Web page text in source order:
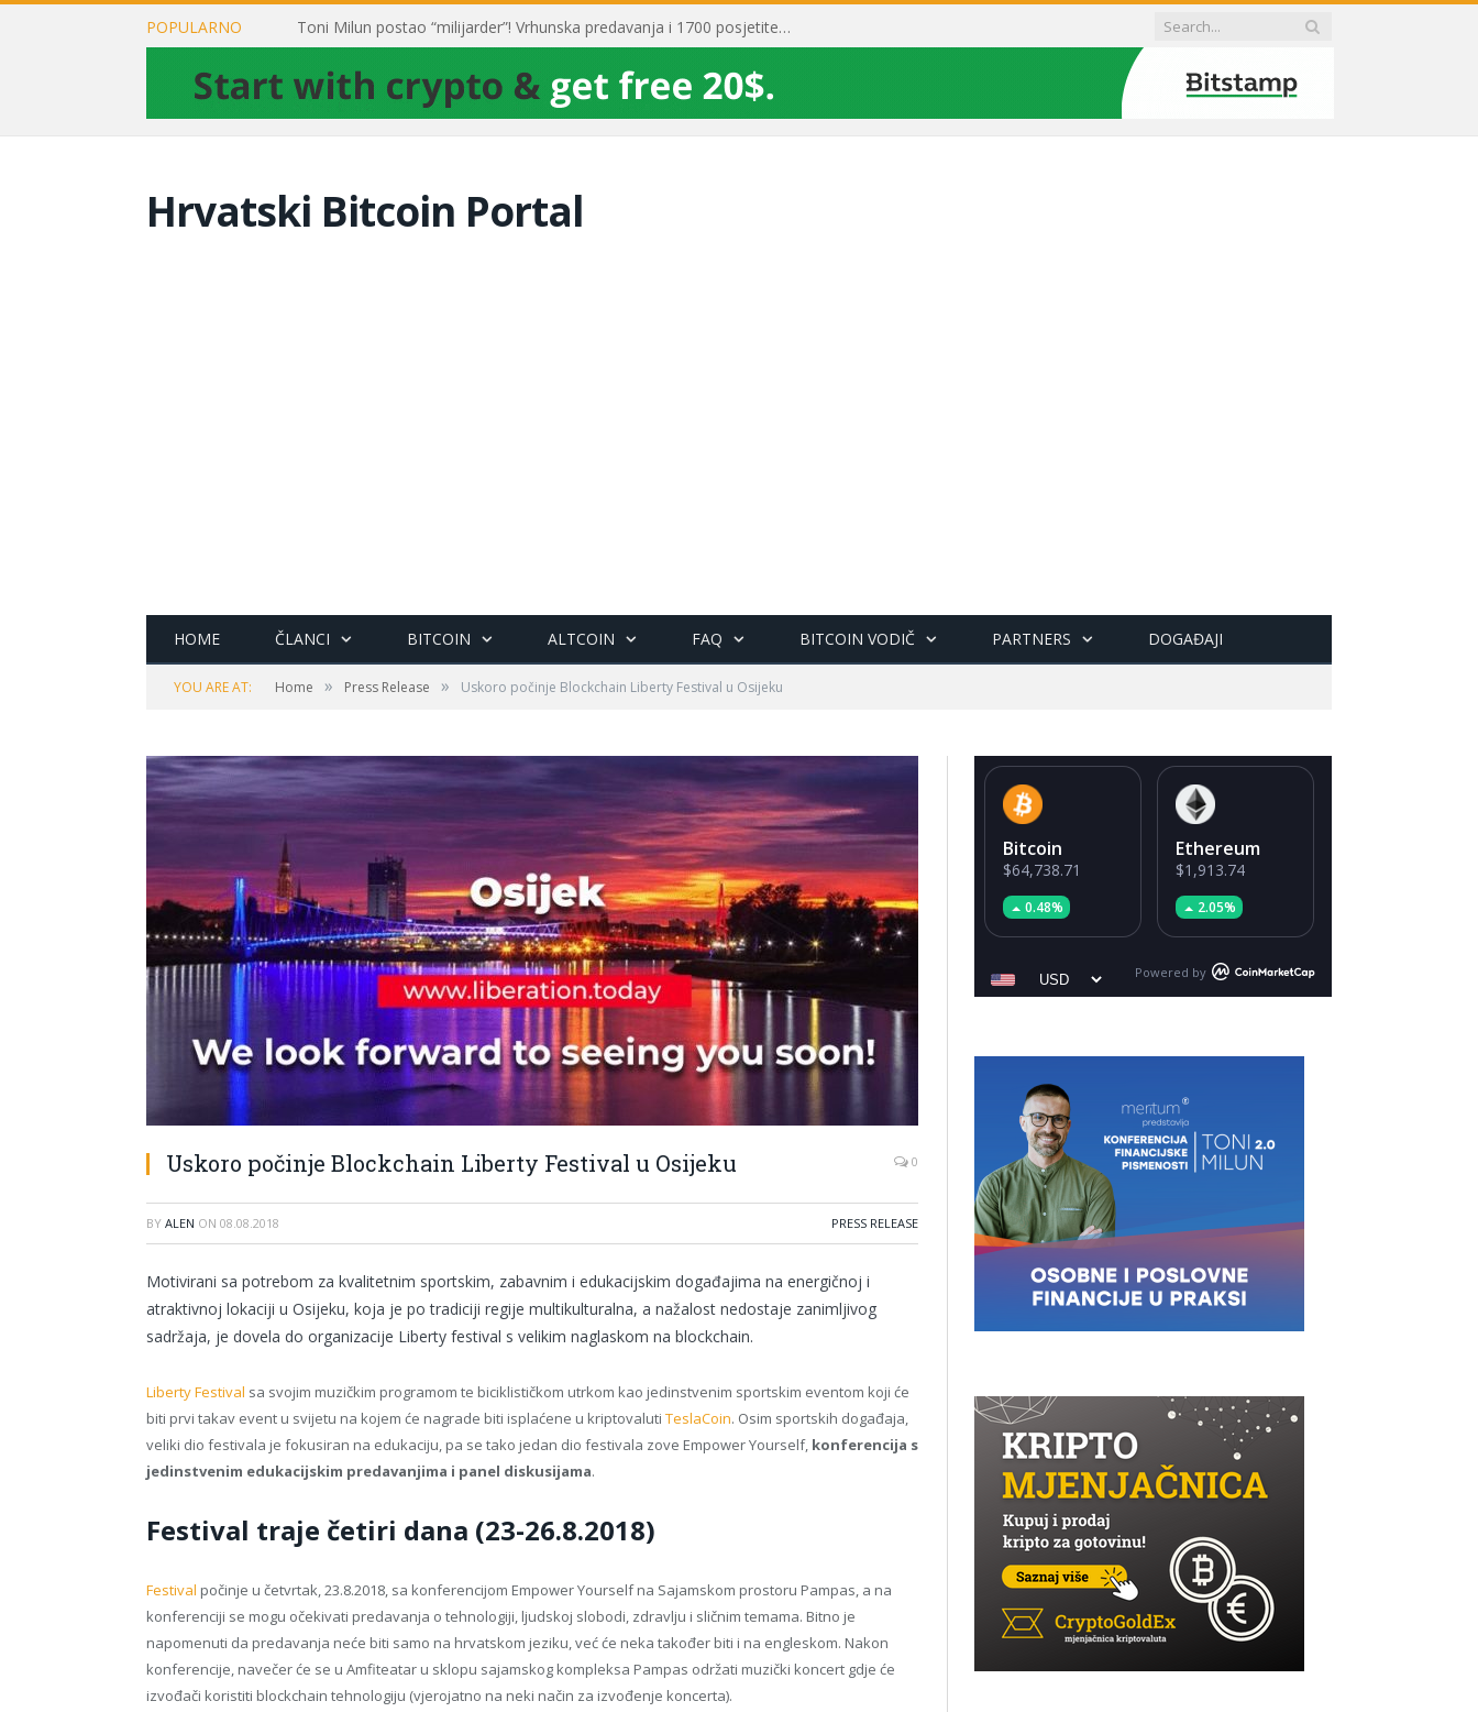
POPULARNO Toni Milun postao “milijarder”! Vrhunska predavanja i 1700 posjetitelja obilježili su mjesec financijske pismenosti
Hrvatski Bitcoin Portal
HOME ČLANCI BITCOIN ALTCOIN FAQ BITCOIN VODIČ PARTNERS DOGAĐAJI
YOU ARE AT: Home » Press Release » Uskoro počinje Blockchain Liberty Festival u Osijeku
Uskoro počinje Blockchain Liberty Festival u Osijeku 0
BY ALEN ON 08.08.2018 PRESS RELEASE
Motivirani sa potrebom za kvalitetnim sportskim, zabavnim i edukacijskim događajima na energičnoj i
atraktivnoj lokaciji u Osijeku, koja je po tradiciji regije multikulturalna, a nažalost nedostaje zanimljivog
sadržaja, je dovela do organizacije Liberty festival s velikim naglaskom na blockchain.
Liberty Festival sa svojim muzičkim programom te biciklističkom utrkom kao jedinstvenim sportskim eventom koji će
biti prvi takav event u svijetu na kojem će nagrade biti isplaćene u kriptovaluti TeslaCoin. Osim sportskih događaja,
veliki dio festivala je fokusiran na edukaciju, pa se tako jedan dio festivala zove Empower Yourself, konferencija s
jedinstvenim edukacijskim predavanjima i panel diskusijama.
Festival traje četiri dana (23-26.8.2018)
Festival počinje u četvrtak, 23.8.2018, sa konferencijom Empower Yourself na Sajamskom prostoru Pampas, a na
konferenciji se mogu očekivati predavanja o tehnologiji, ljudskoj slobodi, zdravlju i sličnim temama. Bitno je
napomenuti da predavanja neće biti samo na hrvatskom jeziku, već će neka također biti i na engleskom. Nakon
konferencije, navečer će se u Amfiteatar u sklopu sajamskog kompleksa Pampas održati muzički koncert gdje će
izvođači koristiti blockchain tehnologiju (vjerojatno na neki način za izvođenje koncerta).
Bitcoin
$64,738.71
0.48%
Ethereum
$1,913.74
2.05%
Powered by